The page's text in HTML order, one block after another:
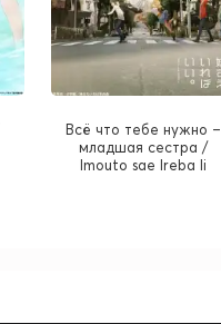
Всё что тебе нужно –
младшая сестра /
Imouto sae Ireba Ii